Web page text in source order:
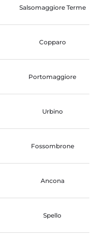
Salsomaggiore Terme
Copparo
Portomaggiore
Urbino
Fossombrone
Ancona
Spello